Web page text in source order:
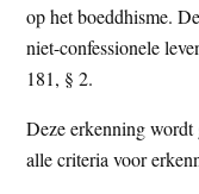
op het boeddhisme.
niet-confessionele
181, § 2.
Deze erkenning wordt
alle criteria voor